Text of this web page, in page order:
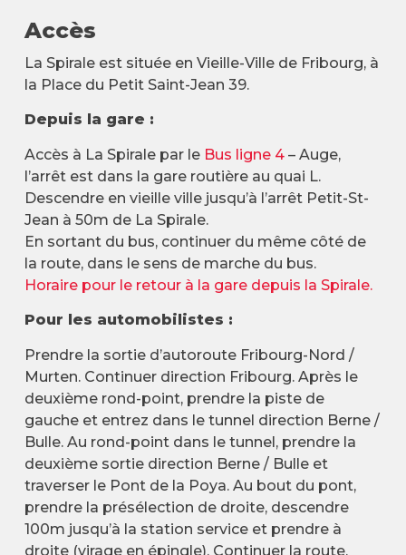
Accès
La Spirale est située en Vieille-Ville de Fribourg, à
la Place du Petit Saint-Jean 39.
Depuis la gare :
Accès à La Spirale par le Bus ligne 4– Auge,
l’arrêt est dans la gare routière au quai L.
Descendre en vieille ville jusqu’à l’arrêt Petit-St-
Jean à 50m de La Spirale.
En sortant du bus, continuer du même côté de
la route, dans le sens de marche du bus.
Horaire pour le retour à la gare depuis la Spirale.
Pour les automobilistes :
Prendre la sortie d’autoroute Fribourg-Nord /
Murten. Continuer direction Fribourg. Après le
deuxième rond-point, prendre la piste de
gauche et entrez dans le tunnel direction Berne /
Bulle. Au rond-point dans le tunnel, prendre la
deuxième sortie direction Berne / Bulle et
traverser le Pont de la Poya. Au bout du pont,
prendre la présélection de droite, descendre
100m jusqu’à la station service et prendre à
droite (virage en épingle). Continuer la route,